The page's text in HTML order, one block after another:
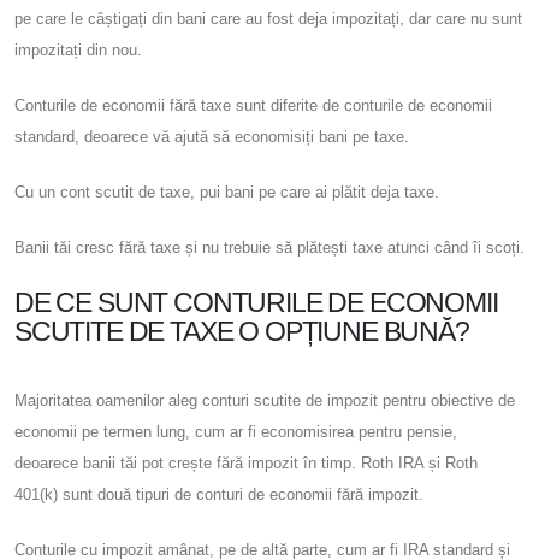
pe care le câștigați din bani care au fost deja impozitați, dar care nu sunt
impozitați din nou.
Conturile de economii fără taxe sunt diferite de conturile de economii
standard, deoarece vă ajută să economisiți bani pe taxe.
Cu un cont scutit de taxe, pui bani pe care ai plătit deja taxe.
Banii tăi cresc fără taxe și nu trebuie să plătești taxe atunci când îi scoți.
DE CE SUNT CONTURILE DE ECONOMII
SCUTITE DE TAXE O OPȚIUNE BUNĂ?
Majoritatea oamenilor aleg conturi scutite de impozit pentru obiective de
economii pe termen lung, cum ar fi economisirea pentru pensie,
deoarece banii tăi pot crește fără impozit în timp. Roth IRA și Roth
401(k) sunt două tipuri de conturi de economii fără impozit.
Conturile cu impozit amânat, pe de altă parte, cum ar fi IRA standard și